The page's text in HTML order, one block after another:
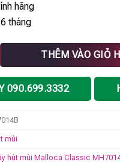
hãng
tháng
Classic MH7014B số
THÊM VÀO GIỎ
090.699.3332
mùi
hút mùi Malloca Classic